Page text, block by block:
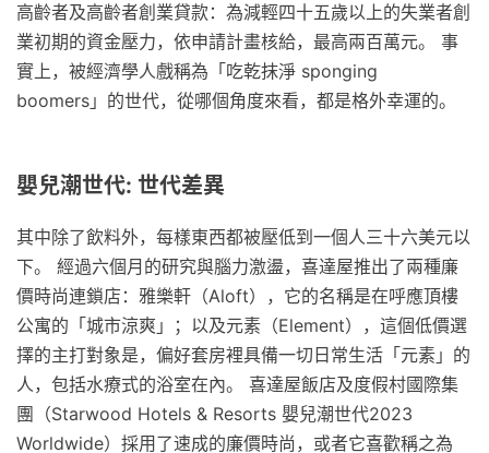
高齡者及高齡者創業貸款：為減輕四十五歲以上的失業者創
業初期的資金壓力，依申請計畫核給，最高兩百萬元。 事
實上，被經濟學人戲稱為「吃乾抹淨 sponging
boomers」的世代，從哪個角度來看，都是格外幸運的。
嬰兒潮世代: 世代差異
其中除了飲料外，每樣東西都被壓低到一個人三十六美元以
下。 經過六個月的研究與腦力激盪，喜達屋推出了兩種廉
價時尚連鎖店：雅樂軒（Aloft），它的名稱是在呼應頂樓
公寓的「城市涼爽」；以及元素（Element），這個低價選
擇的主打對象是，偏好套房裡具備一切日常生活「元素」的
人，包括水療式的浴室在內。 喜達屋飯店及度假村國際集
團（Starwood Hotels & Resorts 嬰兒潮世代2023
Worldwide）採用了速成的廉價時尚，或者它喜歡稱之為